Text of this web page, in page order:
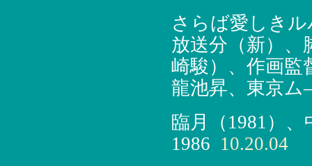
さらば愛しき
放送分（新）、
崎駿）、作画監
龍池昇、東京
臨月（1981）
1986 10.20.04